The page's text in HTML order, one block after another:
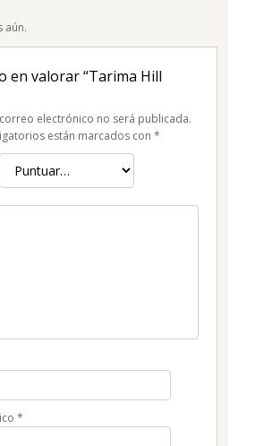
aún.
en valorar “Tarima Hill
electrónico no será publicada.
están marcados con *
*